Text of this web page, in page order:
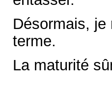
Désormais,
terme.
La maturité